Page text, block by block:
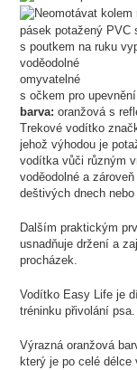
pásek potažený PVC
s poutkem na ruku
voděodolné
omyvatelné
s očkem pro
barva: oranžová s
Trekové vodítko
jehož výhodou je
vodítka vůči různým
voděodolné a
deštivých dnech
Dalším praktickým
usnadňuje držení a
procházek.
Vodítko Easy Life je
tréninku přivolání psa.
Výrazná oranžová
který je po celé